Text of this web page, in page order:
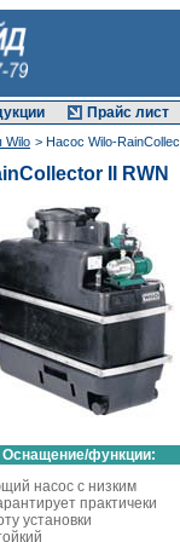
Прайс лист
Wilo > Насос Wilo-
II RWN
Оснащение/функции:
насос с низким
практичеки
установки